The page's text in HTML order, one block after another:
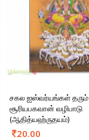
சகல ஐஸ்வர்யங்கள் தரும்
சூரியபகவான் வழிபாடு
(ஆதித்யஹ்ருதயம்)
20.00